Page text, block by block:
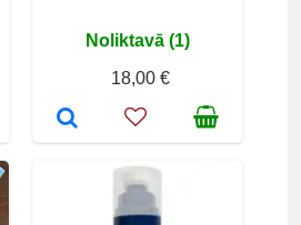
Noliktavā (1)
18,00 €